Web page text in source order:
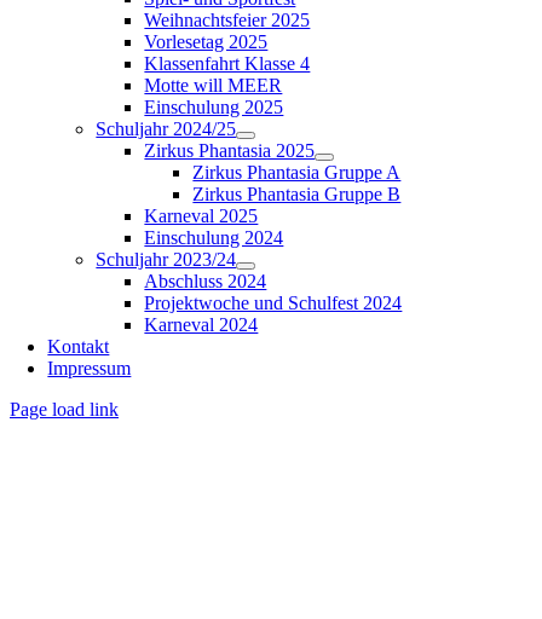
Weihnachtsfeier 2025
Vorlesetag 2025
Klassenfahrt Klasse 4
Motte will MEER
Einschulung 2025
Schuljahr 2024/25
Zirkus Phantasia 2025
Zirkus Phantasia Gruppe A
Zirkus Phantasia Gruppe B
Karneval 2025
Einschulung 2024
Schuljahr 2023/24
Abschluss 2024
Projektwoche und Schulfest 2024
Karneval 2024
Kontakt
Impressum
Page load link